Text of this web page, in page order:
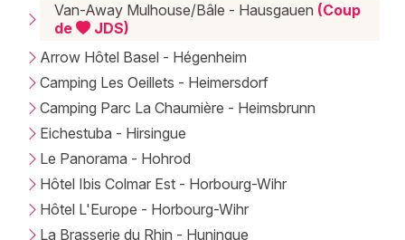
Van-Away Mulhouse/Bâle - Hausgauen (Coup
de
JDS)
Arrow Hôtel Basel - Hégenheim
Camping Les Oeillets - Heimersdorf
Camping Parc La Chaumière - Heimsbrunn
Eichestuba - Hirsingue
Le Panorama - Hohrod
Hôtel Ibis Colmar Est - Horbourg-Wihr
Hôtel L'Europe - Horbourg-Wihr
La Brasserie du Rhin - Huningue